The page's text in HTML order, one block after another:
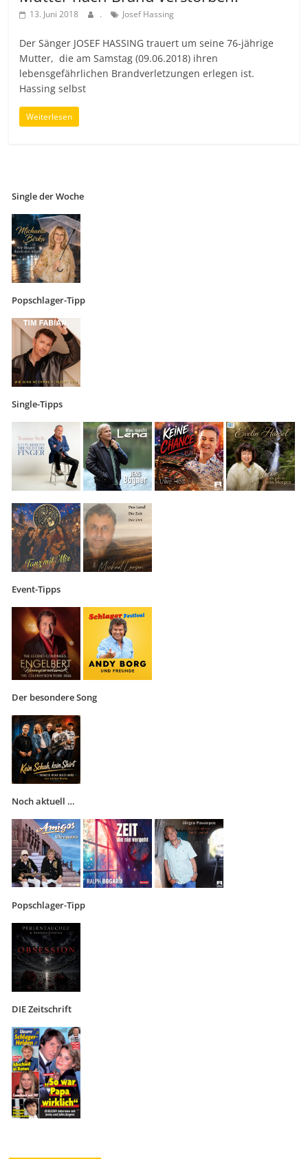
13. Juni 2018 . Josef Hassing
Der Sänger JOSEF HASSING trauert um seine 76-jährige
Mutter, die am Samstag (09.06.2018) ihren
lebensgefährlichen Brandverletzungen erlegen ist.
Hassing selbst
Weiterlesen
Single der Woche
Popschlager-Tipp
Single-Tipps
Event-Tipps
Der besondere Song
Noch aktuell …
Popschlager-Tipp
DIE Zeitschrift